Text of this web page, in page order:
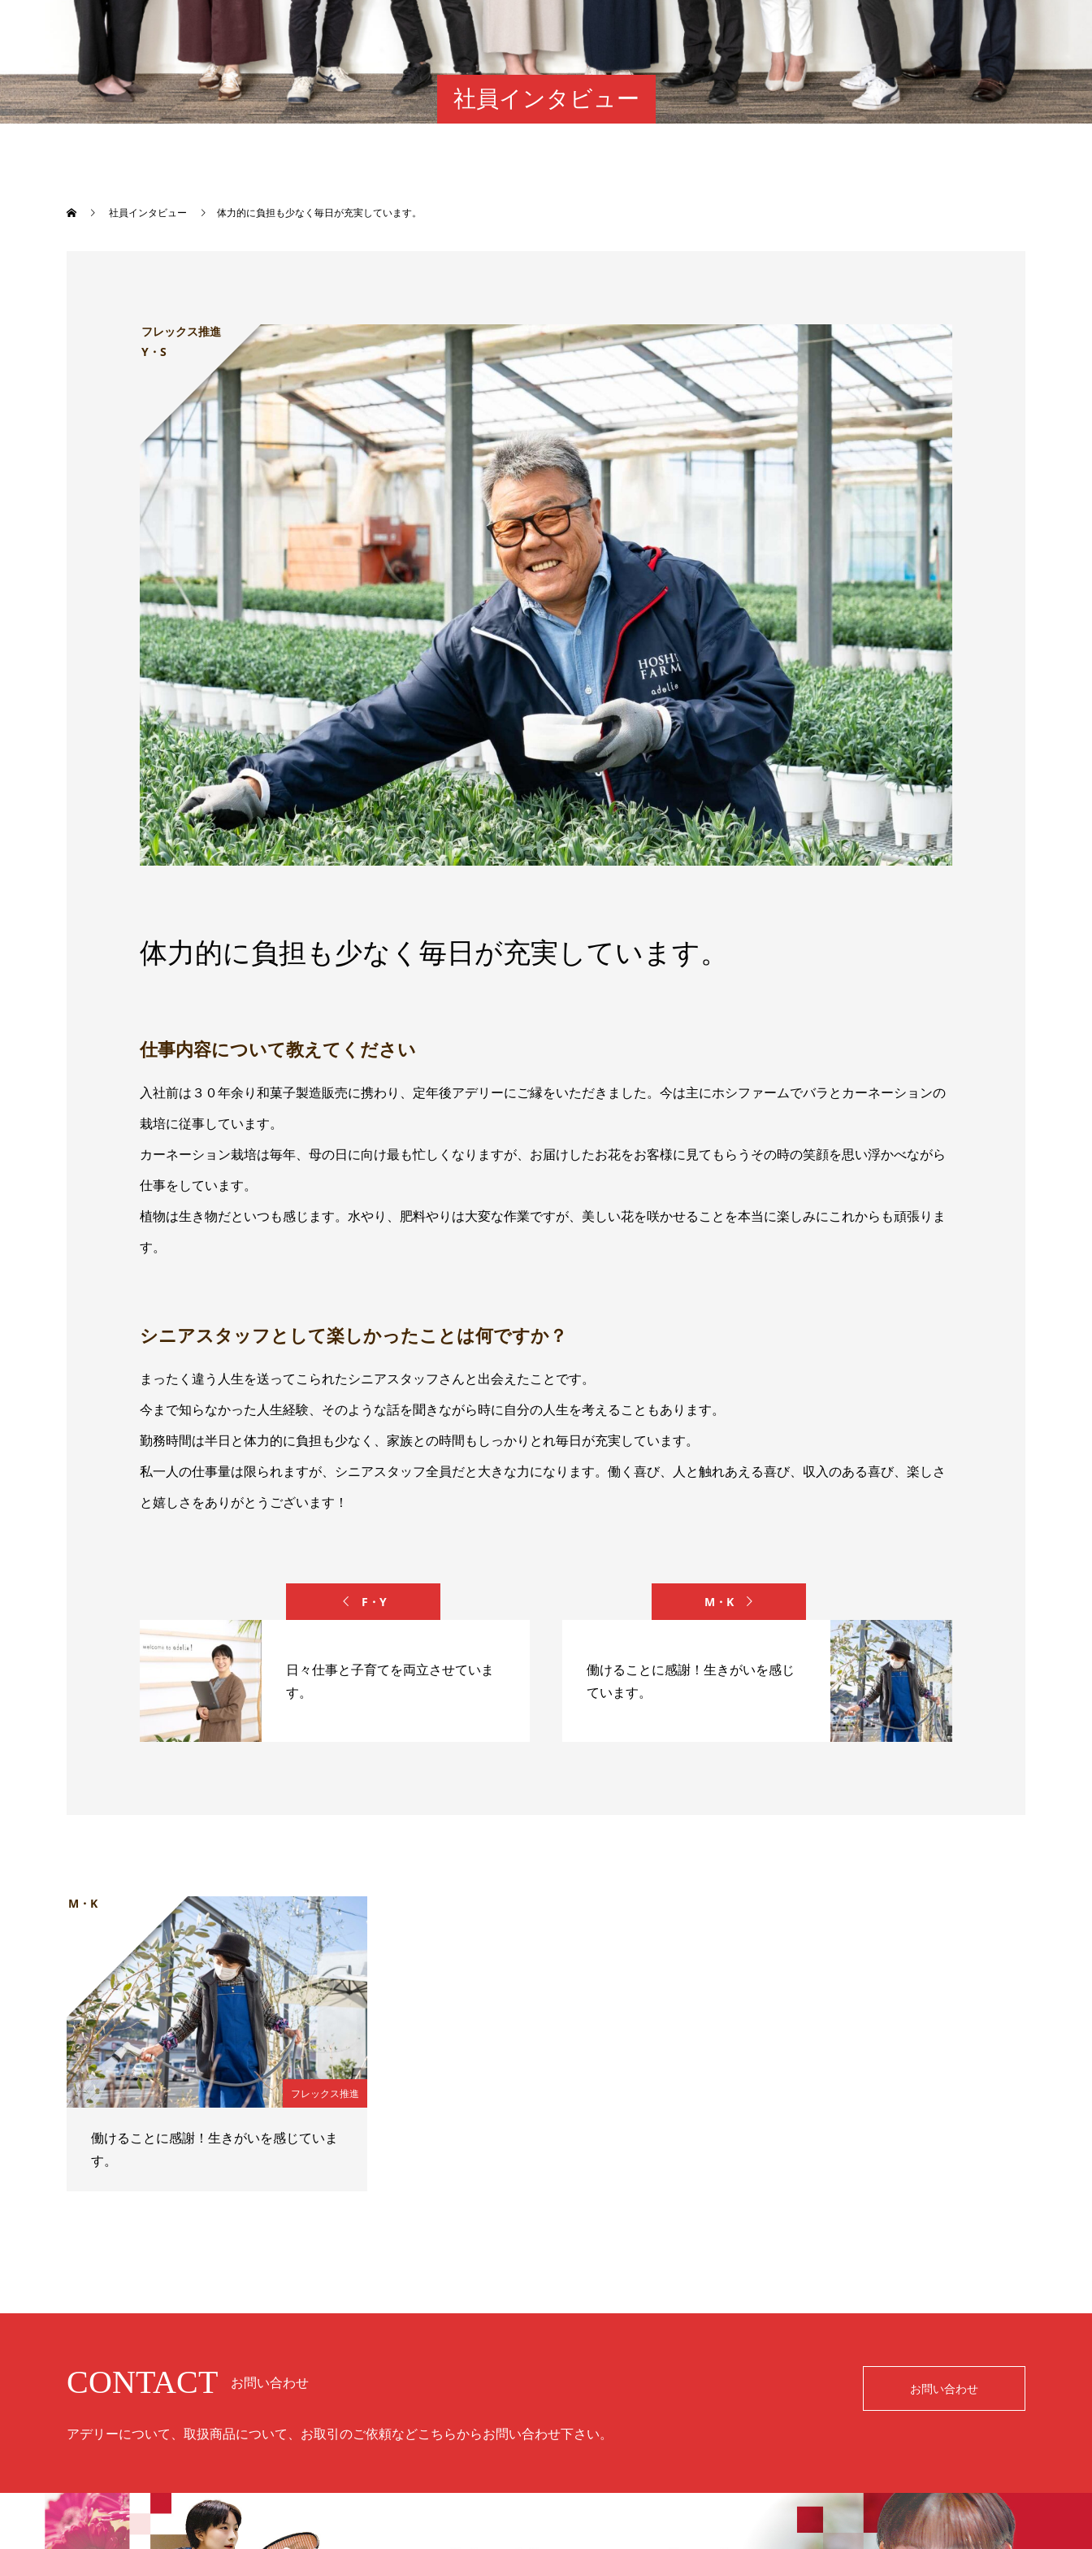
社員インタビュー
社員インタビュー 体力的に負担も少なく毎日が充実しています。
フレックス推進
Y・S
体力的に負担も少なく毎日が充実しています。
仕事内容について教えてください
入社前は３０年余り和菓子製造販売に携わり、定年後アデリーにご縁をいただきました。今は主にホシファームでバラとカーネーションの
栽培に従事しています。
カーネーション栽培は毎年、母の日に向け最も忙しくなりますが、お届けしたお花をお客様に見てもらうその時の笑顔を思い浮かべながら
仕事をしています。
植物は生き物だといつも感じます。水やり、肥料やりは大変な作業ですが、美しい花を咲かせることを本当に楽しみにこれからも頑張りま
す。
シニアスタッフとして楽しかったことは何ですか？
まったく違う人生を送ってこられたシニアスタッフさんと出会えたことです。
今まで知らなかった人生経験、そのような話を聞きながら時に自分の人生を考えることもあります。
勤務時間は半日と体力的に負担も少なく、家族との時間もしっかりとれ毎日が充実しています。
私一人の仕事量は限られますが、シニアスタッフ全員だと大きな力になります。働く喜び、人と触れあえる喜び、収入のある喜び、楽しさ
と嬉しさをありがとうございます！
F・Y
日々仕事と子育てを両立させていま
す。
M・K
働けることに感謝！生きがいを感じ
ています。
M・K
フレックス推進
働けることに感謝！生きがいを感じていま
す。
CONTACT お問い合わせ
アデリーについて、取扱商品について、お取引のご依頼などこちらからお問い合わせ下さい。
お問い合わせ